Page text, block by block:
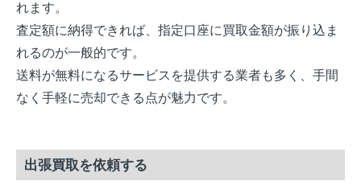
れます。
査定額に納得できれば、指定口座に買取金額が振り込ま
れるのが一般的です。
送料が無料になるサービスを提供する業者も多く、手間
なく手軽に売却できる点が魅力です。
出張買取を依頼する